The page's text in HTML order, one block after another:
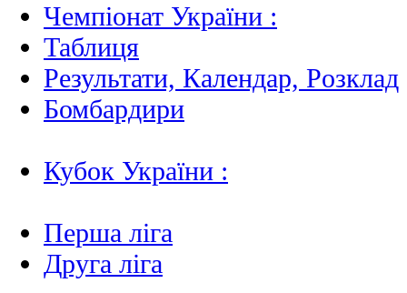
Чемпіонат України :
Таблиця
Результати, Календар, Poзклад
Бомбардири
Кубок України :
Перша ліга
Друга ліга